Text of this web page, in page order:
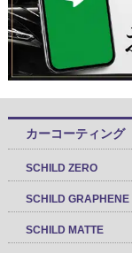
カーコーティング
SCHILD ZERO
SCHILD GRAPHENE
SCHILD MATTE